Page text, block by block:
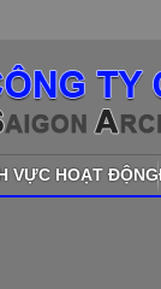
VỰC HOẠT ĐỘNG